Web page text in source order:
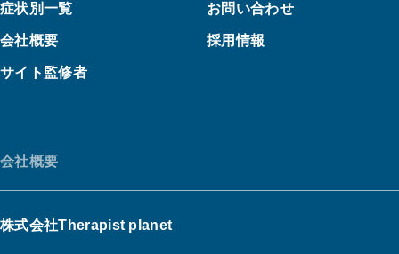
症状別一覧
会社概要
サイト監修者
お問い合わせ
採用情報
会社概要
株式会社Therapist planet